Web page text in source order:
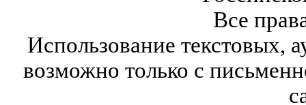
Все
Использование текстовых,
возможно только с